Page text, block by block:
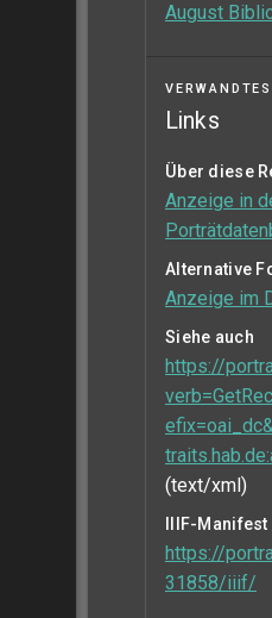
August
VERWANDTES
Links
Über diese
Anzeige in
Alternative
Anzeige im
Siehe auch
https://
(text/xml)
IIIF-Manifest
https://
31858/iiif/